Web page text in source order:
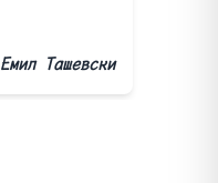
Емил Ташевски